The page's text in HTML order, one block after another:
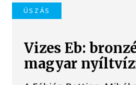
ÚSZÁS
Vizes Eb:
magyar